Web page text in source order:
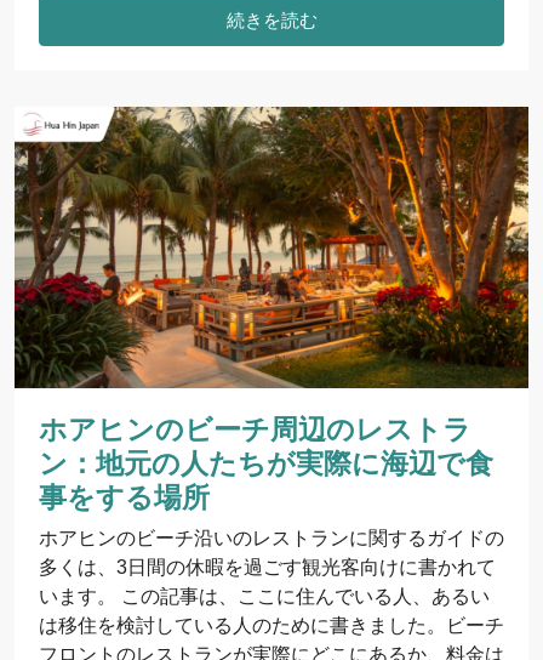
続きを読む
ホアヒンのビーチ周辺のレストラ
ン：地元の人たちが実際に海辺で食
事をする場所
ホアヒンのビーチ沿いのレストランに関するガイドの
多くは、3日間の休暇を過ごす観光客向けに書かれて
います。 この記事は、ここに住んでいる人、あるい
は移住を検討している人のために書きました。ビーチ
フロントのレストランが実際にどこにあるか、料金は